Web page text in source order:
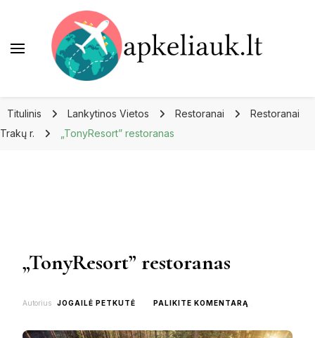
Titulinis Lankytinos Vietos Restoranai
Restoranai
Trakų r.
„TonyResort” restoranas
„TonyResort” restoranas
Autorius JOGAILĖ PETKUTĖ PALIKITE KOMENTARĄ